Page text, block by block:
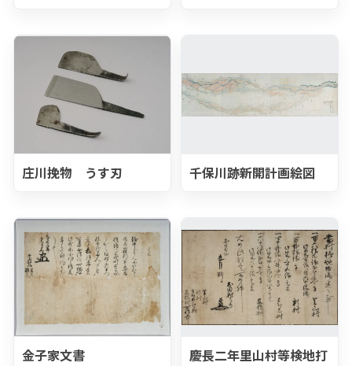
庄川挽物 うす刃 千保川跡新開計画絵図
金子家文書
慶長二年里山村等検地打